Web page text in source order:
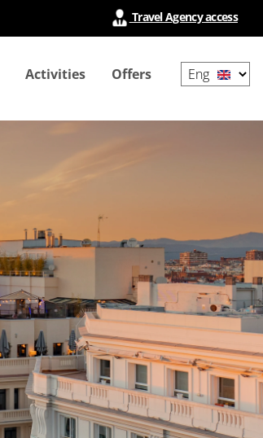
Travel Agency access
Activities Offers
your